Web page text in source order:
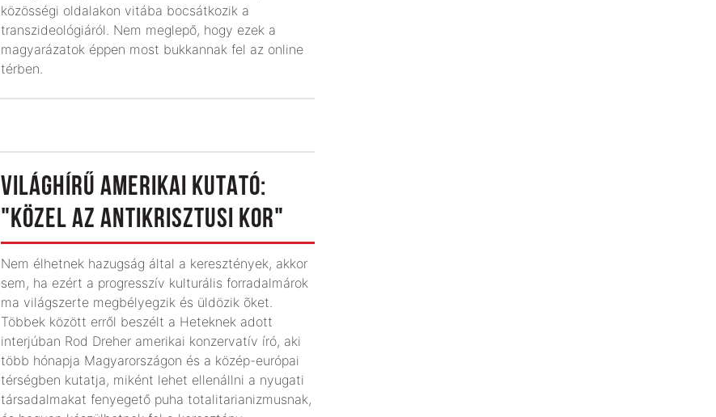
közösségi oldalakon vitába bocsátkozik a
transzideológiáról. Nem meglepő, hogy ezek a
magyarázatok éppen most bukkannak fel az online
térben.
VILÁGHÍRŰ AMERIKAI KUTATÓ:
"KÖZEL AZ ANTIKRISZTUSI KOR"
Nem élhetnek hazugság által a keresztények, akkor
sem, ha ezért a progresszív kulturális forradalmárok
ma világszerte megbélyegzik és üldözik õket.
Többek között erről beszélt a Heteknek adott
interjúban Rod Dreher amerikai konzervatív író, aki
több hónapja Magyarországon és a közép-európai
térségben kutatja, miként lehet ellenállni a nyugati
társadalmakat fenyegető puha totalitarianizmusnak,